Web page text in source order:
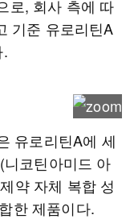
로, 회사 측에 따
기준 유로리틴A
유로리틴A에 세
코틴아미드 아
약 자체 복합 성
한 제품이다.